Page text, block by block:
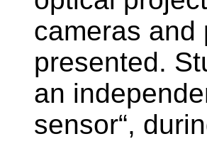
cameras and
presented.
an
sensor“,